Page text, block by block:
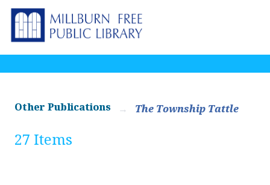
Other Publications The Township Tattle
27 Items